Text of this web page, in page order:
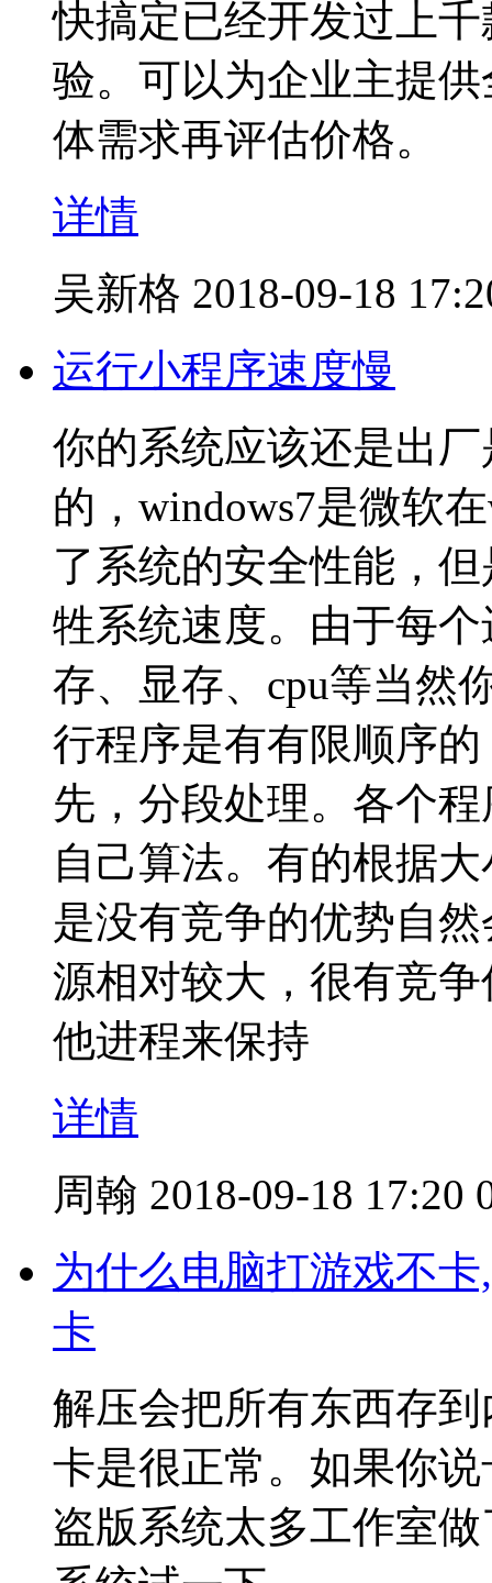
快搞定已经开发过上
验。可以为企业主提
体需求再评估价格。
详情
吴新格 2018-09-18
运行小程序速度慢
你的系统应该还是出
的，windows7是微软
了系统的安全性能，
牲系统速度。由于每
存、显存、cpu等当然
行程序是有有限顺序
先，分段处理。各个
自己算法。有的根据
是没有竞争的优势自
源相对较大，很有竞
他进程来保持
详情
周翰 2018-09-18 17:20
为什么电脑打游戏不
卡
解压会把所有东西存
卡是很正常。如果你
盗版系统太多工作室